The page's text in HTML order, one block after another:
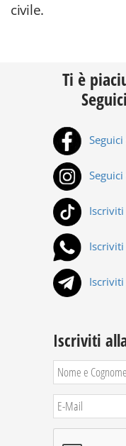
civile.
Ti è
Iscriviti
Iscriviti
Iscriviti
Iscriviti